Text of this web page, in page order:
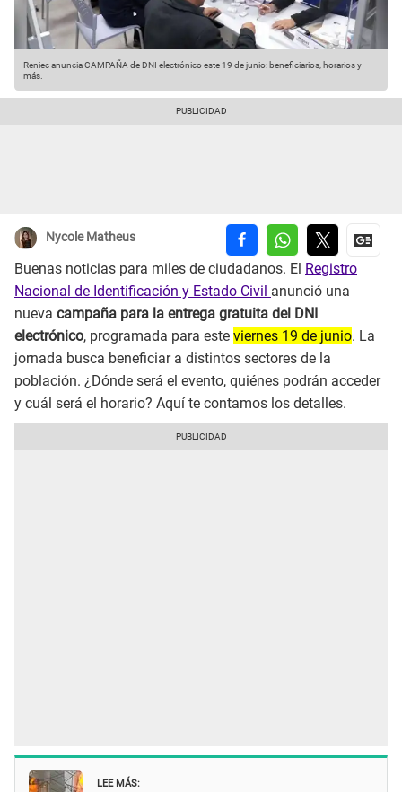
Reniec anuncia CAMPAÑA de DNI electrónico este 19 de junio: beneficiarios, horarios y
más.
Nycole Matheus
Buenas noticias para miles de ciudadanos. El Registro
Nacional de Identificación y Estado Civil anunció una
nueva campaña para la entrega gratuita del DNI
electrónico, programada para este viernes 19 de junio. La
jornada busca beneficiar a distintos sectores de la
población. ¿Dónde será el evento, quiénes podrán acceder
y cuál será el horario? Aquí te contamos los detalles.
LEE MÁS: